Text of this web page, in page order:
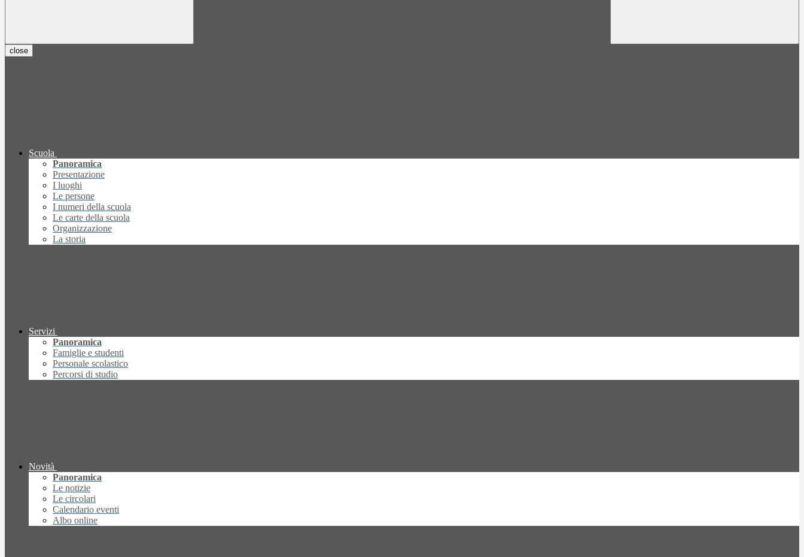
close
Scuola
Panoramica
Presentazione
I luoghi
Le persone
I numeri della scuola
Le carte della scuola
Organizzazione
La storia
Servizi
Panoramica
Famiglie e studenti
Personale scolastico
Percorsi di studio
Novità
Panoramica
Le notizie
Le circolari
Calendario eventi
Albo online